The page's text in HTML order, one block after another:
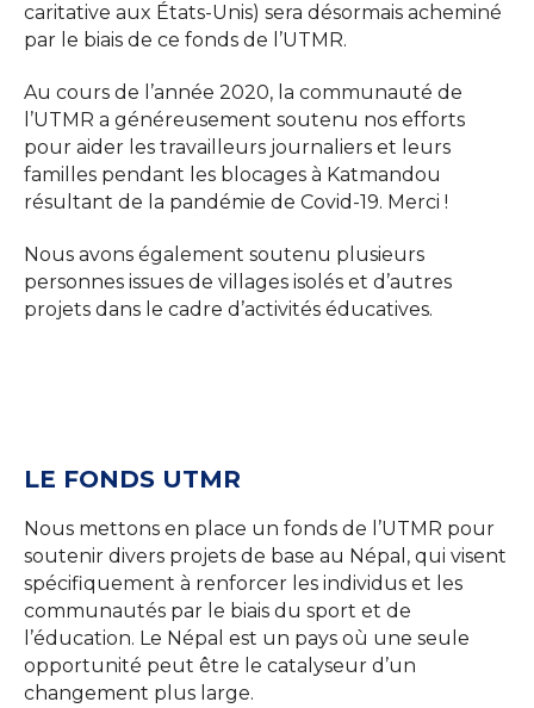
caritative aux États-Unis) sera désormais acheminé
par le biais de ce fonds de l’UTMR.
Au cours de l’année 2020, la communauté de
l’UTMR a généreusement soutenu nos efforts
pour aider les travailleurs journaliers et leurs
familles pendant les blocages à Katmandou
résultant de la pandémie de Covid-19. Merci !
Nous avons également soutenu plusieurs
personnes issues de villages isolés et d’autres
projets dans le cadre d’activités éducatives.
LE FONDS UTMR
Nous mettons en place un fonds de l’UTMR pour
soutenir divers projets de base au Népal, qui visent
spécifiquement à renforcer les individus et les
communautés par le biais du sport et de
l’éducation. Le Népal est un pays où une seule
opportunité peut être le catalyseur d’un
changement plus large.